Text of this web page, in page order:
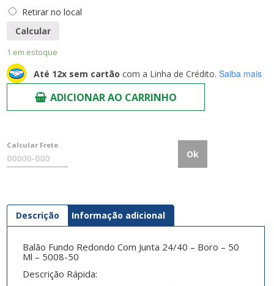
Retirar no local
Calcular
1 em estoque
Até 12x sem cartão com a Linha de Crédito. Saiba mais
ADICIONAR AO CARRINHO
Calcular Frete
Ok
Descrição Informação adicional
Balão Fundo Redondo Com Junta 24/40 – Boro – 50
Ml – 5008-50
Descrição Rápida: